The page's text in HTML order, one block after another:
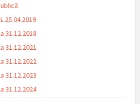
25.04.2019
31.12.2018
31.12.2021
31.12.2022
31.12.2023
31.12.2024